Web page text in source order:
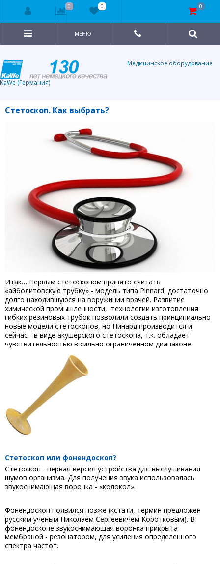
Медицинское оборудование
KaWe (Германия)
МЕНЮ
Стетоскоп. Как выбрать?
Итак… Первым стетоскопом принято считать
«айболитовскую трубку» - модель типа Pinnard, достаточно
долго находившуюся на воружинии врачей. Развитие
химической промышленности, технологии изготовления
гибких резиновых трубок позволили создать принципиально
новые модели стетоскопов, но Пинард производится и
сейчас - в виде акушерского стетоскопа, т.к. обладает
чувствительностью в сильно ограниченном диапазоне.
Стетоскоп или фонендоскоп?
Стетоскоп - первая версия устройства для выслушивания
шумов организма. Для получения звука использовалась
звукоснимающая воронка - «колокол».
Фонендоскоп появился позже (кстати, термин предложен
русским ученым Николаем Сергеевичем Коротковым). В
фонендоскопе звукоснимающая воронка прикрыта
мембраной - резонатором, для усиления определенного
спектра частот.
0 0 0